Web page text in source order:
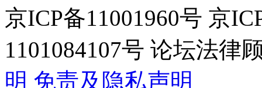
京ICP备11001960号 京
1101084107号 论坛法律
明 免责及隐私声明